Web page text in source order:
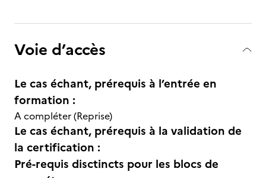
Voie d’accès
Le cas échant, prérequis à l’entrée en
formation :
A compléter (Reprise)
Le cas échant, prérequis à la validation de
la certification :
Pré-requis disctincts pour les blocs de